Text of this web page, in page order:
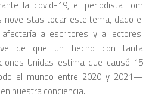
la covid-19, el periodista Tom
novelistas tocar este tema, dado el
a escritores y a lectores.
de que un hecho con tanta
Unidas estima que causó 15
el mundo entre 2020 y 2021—
nuestra conciencia.